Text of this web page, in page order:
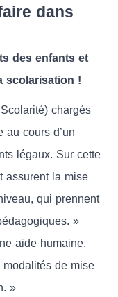
dans
des enfants et
scolarisation !
chargés
au cours d’un
légaux. Sur cette
assurent la mise
qui prennent
»
aide humaine,
modalités de mise
»